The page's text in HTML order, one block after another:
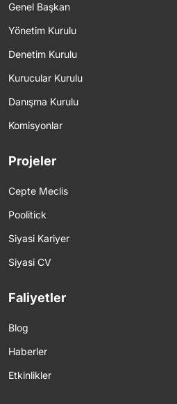
Genel Başkan
Yönetim Kurulu
Denetim Kurulu
Kurucular Kurulu
Danışma Kurulu
Komisyonlar
Projeler
Cepte Meclis
Poolitick
Siyasi Kariyer
Siyasi CV
Faliyetler
Blog
Haberler
Etkinlikler